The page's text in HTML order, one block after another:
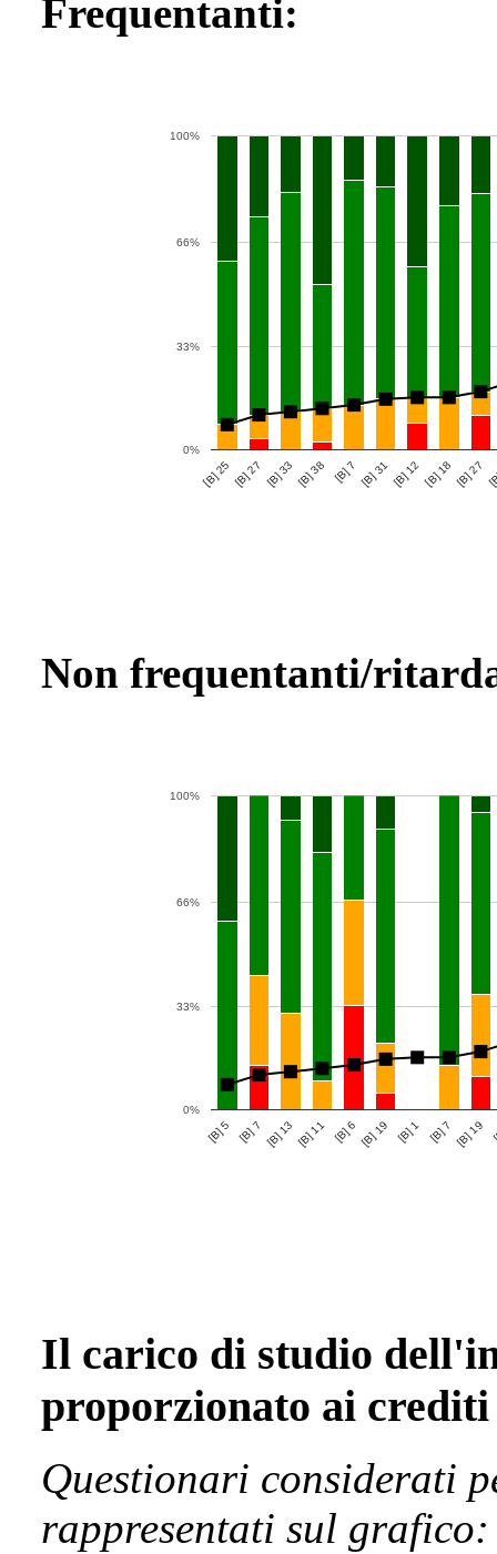
Frequentanti:
[B] 25[B] 27 [B] 33[B] 38 [B] 7 [B] 31[B] 12[B] 18[B] 27
0%
33%
66%
100%
Non frequentanti/
[B] 5 [B] 7 [B] 13[B] 11 [B] 6 [B] 19 [B] 1 [B] 7 [B] 19
0%
33%
66%
100%
Il carico di studio
proporzionato ai crediti
Questionari considerati
rappresentati sul